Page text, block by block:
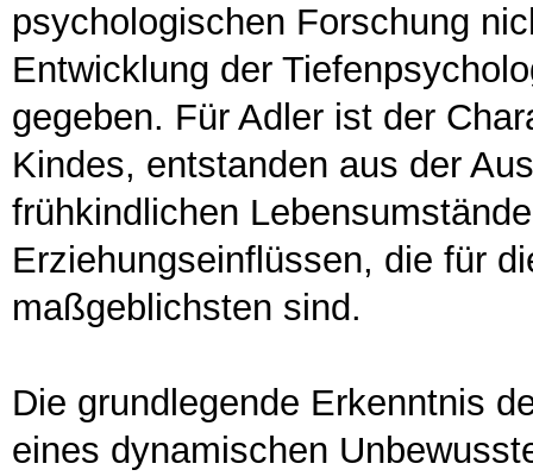
psychologischen Forschung
Entwicklung der
gegeben. Für Adler ist der
Kindes, entstanden aus der
frühkindlichen
Erziehungseinflüssen, die für
maßgeblichsten sind.
Die grundlegende Erkenntnis
eines dynamischen